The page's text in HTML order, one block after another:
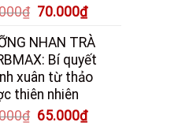
₫ Giá
là:
95.000₫.
70.000₫Giá
tại
là:
70.000₫.
NHAN TRÀ
Bí quyết
xuân từ thảo
thiên nhiên
₫ Giá
65.000₫Giá